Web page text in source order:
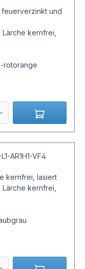
feuerverzinkt und
kernfrei,
rotorange
AR1H1-VF4
kernfrei, lasiert
kernfrei,